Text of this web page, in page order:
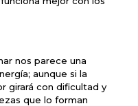
nos parece una
aunque si la
girará con dificultad y
que lo forman